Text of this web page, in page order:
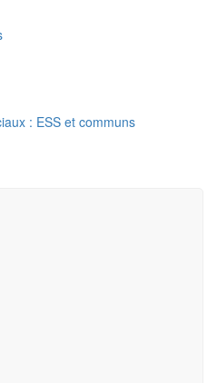
: ESS et communs